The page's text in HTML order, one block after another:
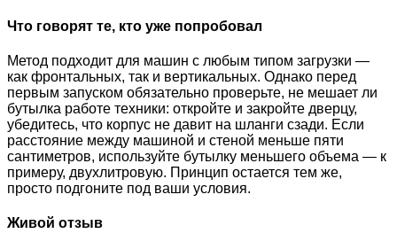
Что говорят те, кто уже попробовал
Метод подходит для машин с любым типом загрузки —
как фронтальных, так и вертикальных. Однако перед
первым запуском обязательно проверьте, не мешает ли
бутылка работе техники: откройте и закройте дверцу,
убедитесь, что корпус не давит на шланги сзади. Если
расстояние между машиной и стеной меньше пяти
сантиметров, используйте бутылку меньшего объема — к
примеру, двухлитровую. Принцип остается тем же,
просто подгоните под ваши условия.
Живой отзыв